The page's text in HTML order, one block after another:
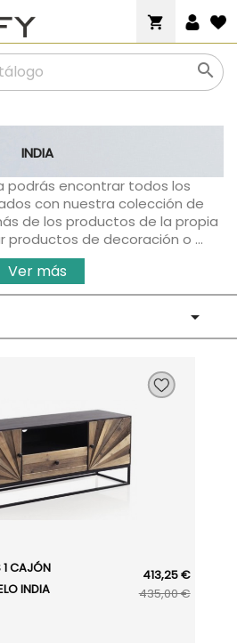
shopping_cart

INDIA
podrás encontrar todos los
con nuestra colección de
de los productos de la propia
productos de decoración o ...
Ver más

1 CAJÓN
INDIA
413,25 €
435,00 €